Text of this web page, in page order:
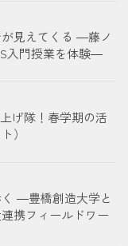
見えてくる ―藤ノ
入門授業を体験―
げ隊！春学期の活
）
―豊橋創造大学と
携フィールドワー